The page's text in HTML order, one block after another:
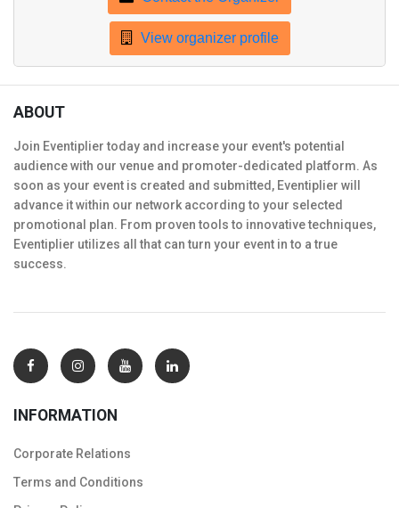
View organizer profile
ABOUT
Join Eventiplier today and increase your event's potential
audience with our venue and promoter-dedicated platform. As
soon as your event is created and submitted, Eventiplier will
advance it within our network according to your selected
promotional plan. From proven tools to innovative techniques,
Eventiplier utilizes all that can turn your event in to a true
success.
INFORMATION
Corporate Relations
Тerms and Conditions